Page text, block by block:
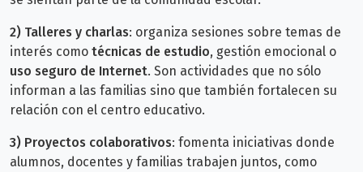
2) Talleres y charlas: organiza sesiones sobre temas de
interés como técnicas de estudio, gestión emocional o
uso seguro de Internet. Son actividades que no sólo
informan a las familias sino que también fortalecen su
relación con el centro educativo.
3) Proyectos colaborativos: fomenta iniciativas donde
alumnos, docentes y familias trabajen juntos, como